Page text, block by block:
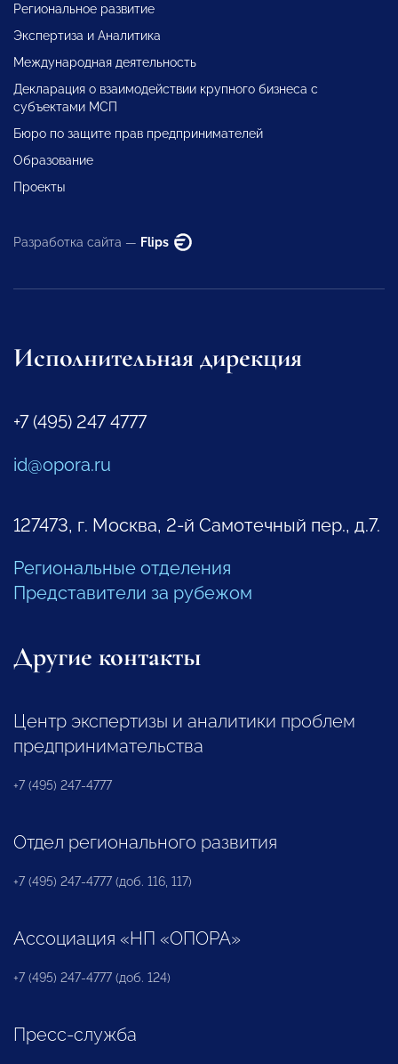
Региональное развитие
Экспертиза и Аналитика
Международная деятельность
Декларация о взаимодействии крупного бизнеса с
субъектами МСП
Бюро по защите прав предпринимателей
Образование
Проекты
Разработка сайта — Flips
Исполнительная дирекция
+7 (495) 247 4777
id@opora.ru
127473, г. Москва, 2-й Самотечный пер., д.7.
Региональные отделения
Представители за рубежом
Другие контакты
Центр экспертизы и аналитики проблем
предпринимательства
+7 (495) 247-4777
Отдел регионального развития
+7 (495) 247-4777 (доб. 116, 117)
Ассоциация «НП «ОПОРА»
+7 (495) 247-4777 (доб. 124)
Пресс-служба